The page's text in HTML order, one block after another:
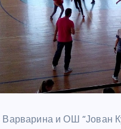
и ОШ “Јован